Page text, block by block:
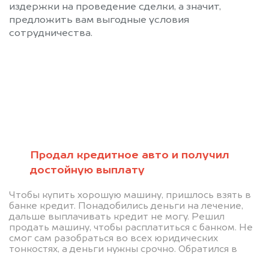
Продал кредитное авто и получил
достойную выплату
Чтобы купить хорошую машину, пришлось взять в
банке кредит. Понадобились деньги на лечение,
дальше выплачивать кредит не могу. Решил
продать машину, чтобы расплатиться с банком. Не
смог сам разобраться во всех юридических
тонкостях, а деньги нужны срочно. Обратился в
издержки на проведение сделки, а значит,
предложить вам выгодные условия
сотрудничества.
Мы проконсультируем вас и
автомобиля.